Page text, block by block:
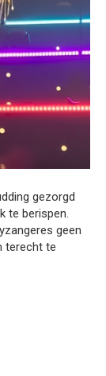
gezorgd
te berispen.
geen
terecht te